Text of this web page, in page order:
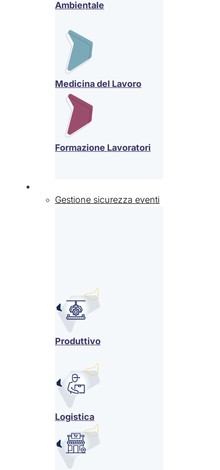
Ambientale
Medicina del Lavoro
Formazione Lavoratori
Gestione sicurezza eventi
Produttivo
Logistica